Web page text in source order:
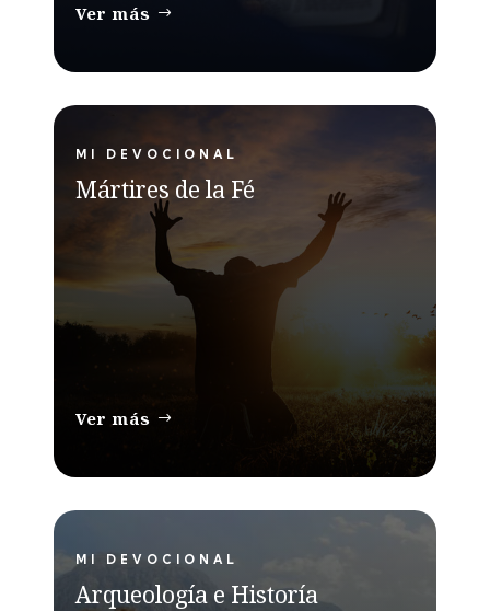
Ver más
MI DEVOCIONAL
Mártires de la Fé
Ver más
MI DEVOCIONAL
Arqueología e Historía